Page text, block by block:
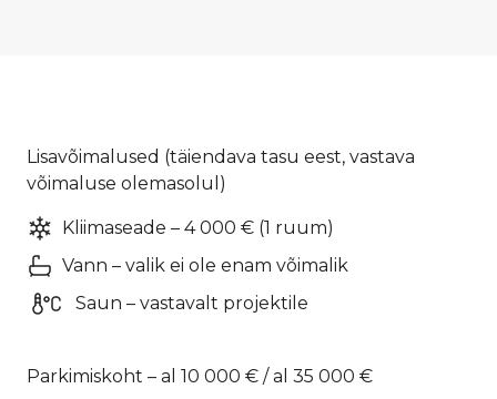
Lisavõimalused (täiendava tasu eest, vastava
võimaluse olemasolul)
Kliimaseade – 4 000 € (1 ruum)
Vann – valik ei ole enam võimalik
Saun – vastavalt projektile
Parkimiskoht – al 10 000 € / al 35 000 €